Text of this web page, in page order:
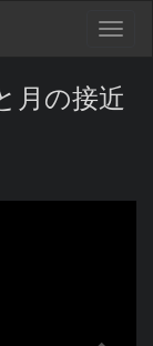
月の接近